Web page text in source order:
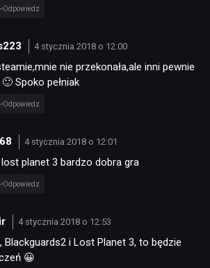
Odpowiedz
4 stycznia 2018 o 12:00
nie przekonała,ale inni pewnie
Spoko pełniak
Odpowiedz
4 stycznia 2018 o 12:01
lost planet 3 bardzo dobra gra
Odpowiedz
4 stycznia 2018 o 12:53
Blackguards2 i Lost Planet 3, to będzie
😀